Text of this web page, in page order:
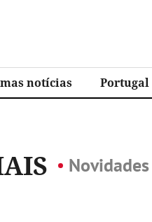
notícias Portugal